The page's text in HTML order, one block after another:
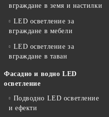
вграждане в земя и настилки
LED осветление за
вграждане в мебели
LED осветление за
вграждане в таван
Фасадно и водно LED
осветление
Подводно LED осветление
и ефекти